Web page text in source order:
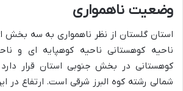
وضعیت ناهمواری
استان گلستان از نظر ناهمواری به سه
ناحیه کوهستانی ناحیه کوهپایه ای و
کوهستانی در بخش جنوبی استان قرار